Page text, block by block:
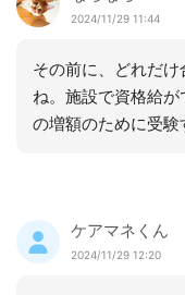
2024/11/29 11:44
その前に、どれだ
ね。施設で資格給
の増額のために受験
ケアマネくん
2024/11/29 12:20